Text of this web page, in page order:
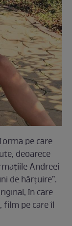
pe care
deoarece
Andreei
de hărțuire”.
în care
pe care îl